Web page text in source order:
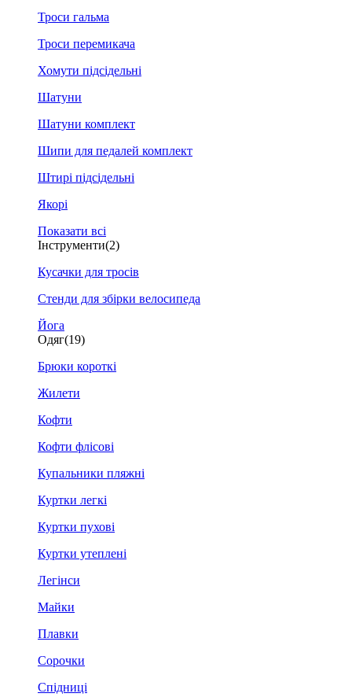
Троси гальма
Троси перемикача
Хомути підсідельні
Шатуни
Шатуни комплект
Шипи для педалей комплект
Штирі підсідельні
Якорі
Показати всі
Інструменти(2)
Кусачки для тросів
Стенди для збірки велосипеда
Йога
Одяг(19)
Брюки короткі
Жилети
Кофти
Кофти флісові
Купальники пляжні
Куртки легкі
Куртки пухові
Куртки утеплені
Легінси
Майки
Плавки
Сорочки
Спідниці